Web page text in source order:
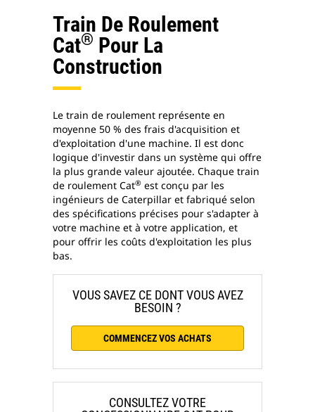
Train De Roulement
Cat® Pour La
Construction
Le train de roulement représente en
moyenne 50 % des frais d'acquisition et
d'exploitation d'une machine. Il est donc
logique d'investir dans un système qui offre
la plus grande valeur ajoutée. Chaque train
de roulement Cat® est conçu par les
ingénieurs de Caterpillar et fabriqué selon
des spécifications précises pour s'adapter à
votre machine et à votre application, et
pour offrir les coûts d'exploitation les plus
bas.
VOUS SAVEZ CE DONT VOUS AVEZ
BESOIN ?
COMMENCEZ VOS ACHATS
CONSULTEZ VOTRE